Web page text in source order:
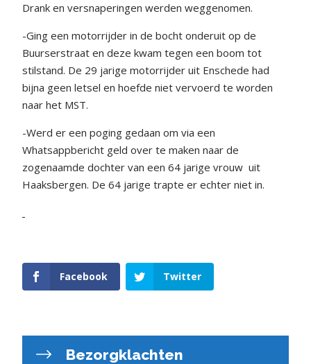
Drank en versnaperingen werden weggenomen.
-Ging een motorrijder in de bocht onderuit op de
Buurserstraat en deze kwam tegen een boom tot
stilstand. De 29 jarige motorrijder uit Enschede had
bijna geen letsel en hoefde niet vervoerd te worden
naar het MST.
-Werd er een poging gedaan om via een
Whatsappbericht geld over te maken naar de
zogenaamde dochter van een 64 jarige vrouw uit
Haaksbergen. De 64 jarige trapte er echter niet in.
Facebook Twitter
Bezorgklachten